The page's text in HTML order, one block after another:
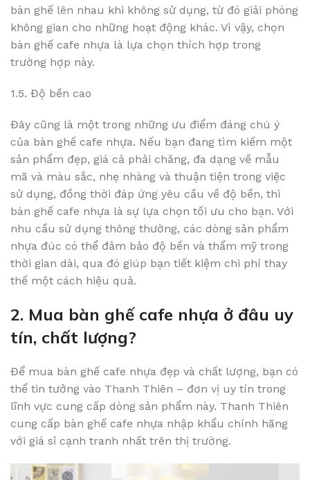
bàn ghế lên nhau khi không sử dụng, từ đó giải phóng
không gian cho những hoạt động khác. Vì vậy, chọn
bàn ghế cafe nhựa là lựa chọn thích hợp trong
trường hợp này.
1.5. Độ bền cao
Đây cũng là một trong những ưu điểm đáng chú ý
của bàn ghế cafe nhựa. Nếu bạn đang tìm kiếm một
sản phẩm đẹp, giá cả phải chăng, đa dạng về mẫu
mã và màu sắc, nhẹ nhàng và thuận tiện trong việc
sử dụng, đồng thời đáp ứng yêu cầu về độ bền, thì
bàn ghế cafe nhựa là sự lựa chọn tối ưu cho bạn. Với
nhu cầu sử dụng thông thường, các dòng sản phẩm
nhựa đúc có thể đảm bảo độ bền và thẩm mỹ trong
thời gian dài, qua đó giúp bạn tiết kiệm chi phí thay
thế một cách hiệu quả.
2. Mua bàn ghế cafe nhựa ở đâu uy
tín, chất lượng?
Để mua bàn ghế cafe nhựa đẹp và chất lượng, bạn có
thể tin tưởng vào Thanh Thiên – đơn vị uy tín trong
lĩnh vực cung cấp dòng sản phẩm này. Thanh Thiên
cung cấp bàn ghế cafe nhựa nhập khẩu chính hãng
với giá sỉ cạnh tranh nhất trên thị trường.